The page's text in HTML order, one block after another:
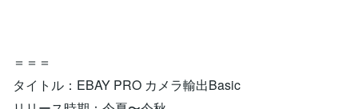
＝＝＝
タイトル：EBAY PRO カメラ輸出Basic